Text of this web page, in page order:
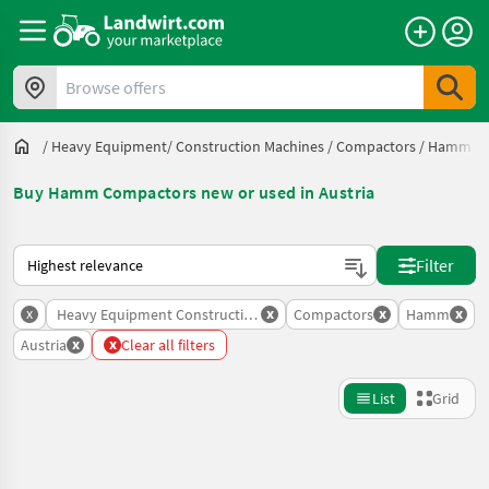
Browse offers
/ Heavy Equipment/ Construction Machines /Compactors / Hamm
Buy Hamm Compactors new or used in Austria
This is how sorting works on Landwirt.com
Filter
x Heavy Equipment Construction Machines
x Compactors x Hamm x
Austria x x Clear all filters
List Grid